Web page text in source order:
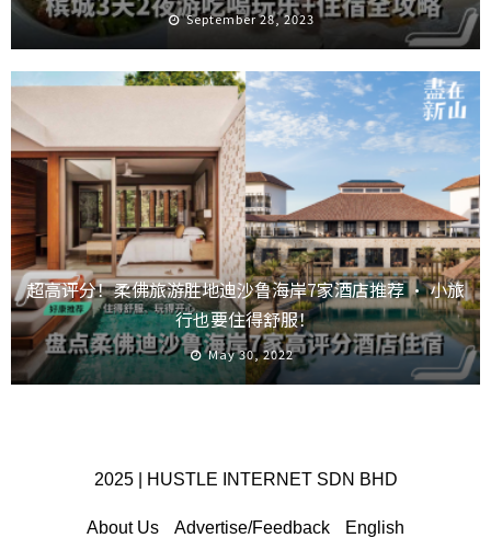
September 28, 2023
超高评分！柔佛旅游胜地迪沙鲁海岸7家酒店推荐 · 小旅
行也要住得舒服！
May 30, 2022
2025 | HUSTLE INTERNET SDN BHD
About Us Advertise/Feedback English